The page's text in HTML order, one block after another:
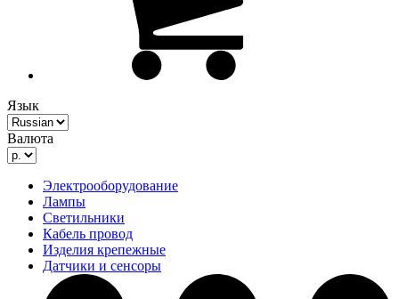
Язык
Валюта
Электрооборудование
Лампы
Светильники
Кабель провод
Изделия крепежные
Датчики и сенсоры